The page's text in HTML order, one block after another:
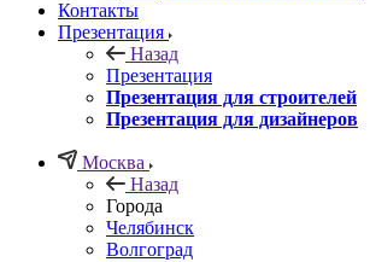
Контакты
Презентация
Назад
Презентация
Презентация для строителей
Презентация для дизайнеров
Москва
Назад
Города
Челябинск
Волгоград